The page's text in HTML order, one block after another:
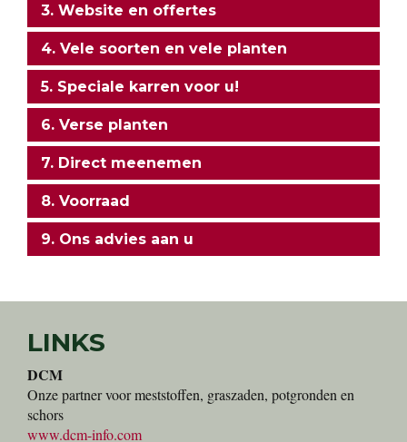
3. Website en offertes
4. Vele soorten en vele planten
5. Speciale karren voor u!
6. Verse planten
7. Direct meenemen
8. Voorraad
9. Ons advies aan u
LINKS
DCM
Onze partner voor meststoffen, graszaden, potgronden en
schors
www.dcm-info.com